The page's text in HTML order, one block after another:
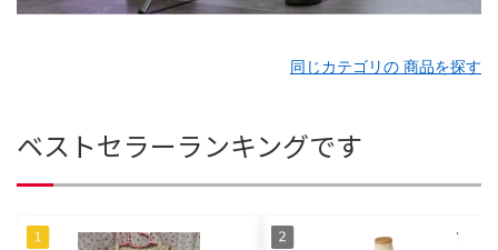
同じカテゴリの 商品を探す
ベストセラーランキングです